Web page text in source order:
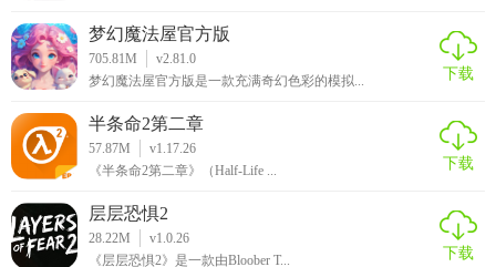
梦幻魔法屋官方版
705.81M
v2.81.0
梦幻魔法屋官方版是一款充满奇幻色彩的模拟...
下载
半条命2第二章
57.87M
v1.17.26
《半条命2第二章》（Half-Life ...
下载
层层恐惧2
28.22M
v1.0.26
《层层恐惧2》是一款由Bloober T...
下载